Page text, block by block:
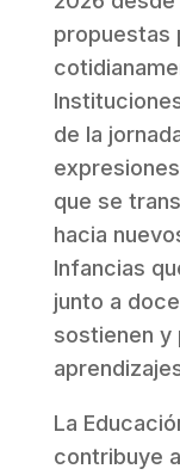
propuestas
de la
que se
hacia
Infancias
junto a
sostienen y
La
contribuye